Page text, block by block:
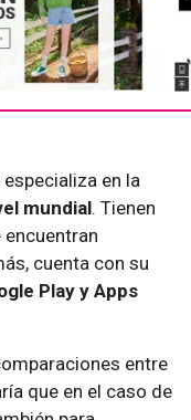
en la
mundial. Tienen
encuentran
cuenta con su
Play y Apps
entre
que en el caso de